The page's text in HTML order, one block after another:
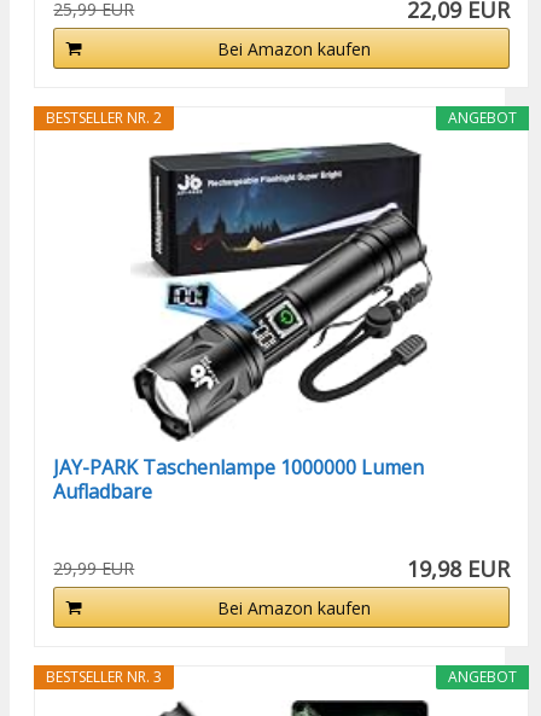
25,99 EUR 22,09 EUR
Bei Amazon kaufen
ANGEBOT
BESTSELLER NR. 2
JAY-PARK Taschenlampe 1000000 Lumen
Aufladbare
29,99 EUR 19,98 EUR
Bei Amazon kaufen
ANGEBOT
BESTSELLER NR. 3